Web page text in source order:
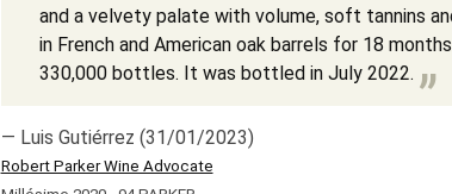
and a velvety palate with volume, soft tannins
in French and American oak barrels for 18
330,000 bottles. It was bottled in July 2022.
— Luis Gutiérrez (31/01/2023)
Robert Parker Wine Advocate